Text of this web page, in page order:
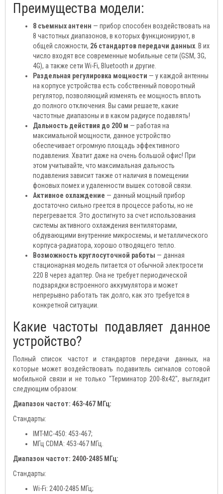
Преимущества модели:
8 съемных антенн — прибор способен воздействовать на
8 частотных диапазонов, в которых функционируют, в
общей сложности, 26 стандартов передачи данных. В их
число входят все современные мобильные сети (GSM, 3G,
4G), а также сети Wi-Fi, Bluetooth и другие.
Раздельная регулировка мощности — у каждой антенны
на корпусе устройства есть собственный поворотный
регулятор, позволяющий изменять ее мощность вплоть
до полного отключения. Вы сами решаете, какие
частотные диапазоны и в каком радиусе подавлять!
Дальность действия до 200 м — работая на
максимальной мощности, данное устройство
обеспечивает огромную площадь эффективного
подавления. Хватит даже на очень большой офис! При
этом учитывайте, что максимальная дальность
подавления зависит также от наличия в помещении
фоновых помех и удаленности вышек сотовой связи.
Активное охлаждение — данный мощный прибор
достаточно сильно греется в процессе работы, но не
перегревается. Это достигнуто за счет использования
системы активного охлаждения вентиляторами,
обдувающими внутренние микросхемы, и металлического
корпуса-радиатора, хорошо отводящего тепло.
Возможность круглосуточной работы — данная
стационарная модель питается от обычной электросети
220 В через адаптер. Она не требует периодической
подзарядки встроенного аккумулятора и может
непрерывно работать так долго, как это требуется в
конкретной ситуации.
Какие частоты подавляет данное
устройство?
Полный список частот и стандартов передачи данных, на
которые может воздействовать подавитель сигналов сотовой
мобильной связи и не только "Терминатор 200-8х42", выглядит
следующим образом:
Диапазон частот: 463-467 МГц:
Стандарты:
IMT-MC-450: 453-467;
МГц CDMA: 453-467 МГц.
Диапазон частот: 2400-2485 МГц:
Стандарты:
Wi-Fi: 2400-2485 МГц;